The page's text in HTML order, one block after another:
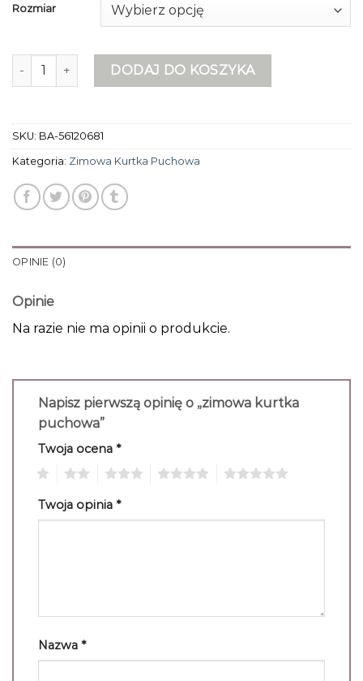
Rozmiar
ilość zimowa kurtka puchowaDODAJ DO KOSZYKA
SKU: BA-56120681
Kategoria: Zimowa Kurtka Puchowa
OPINIE (0)
Opinie
Na razie nie ma opinii o produkcie.
Napisz pierwszą opinię o „zimowa kurtka
puchowa”
Twoja ocena *
Twoja opinia *
Nazwa *